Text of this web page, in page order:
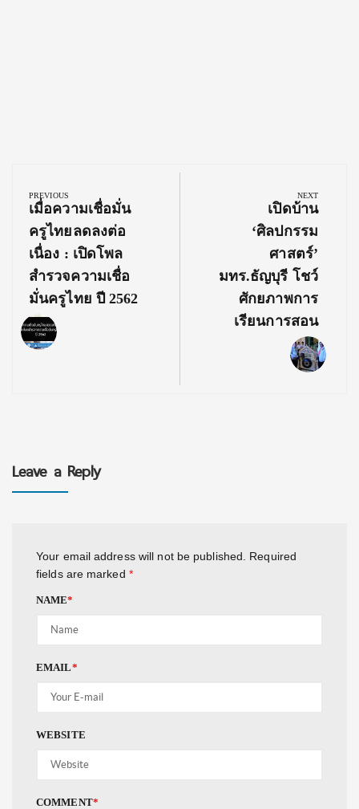
navigation
PREVIOUS
Previous
Post:
เมื่อความเชื่อมั่น
ครูไทยลดลงต่อ
เนื่อง : เปิดโพล
สำรวจความเชื่อ
มั่นครูไทย ปี 2562
NEXT
Next
Post:
เปิดบ้าน
‘ศิลปกรรม
ศาสตร์’
มทร.ธัญบุรี โชว์
ศักยภาพการ
เรียนการสอน
Leave a Reply
Your email address will not be published.
Required
fields are marked *
NAME*
EMAIL*
WEBSITE
COMMENT*